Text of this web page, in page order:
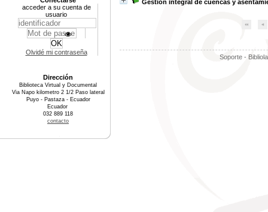
Gestión integral de cuencas y
Soporte -
acceder a su cuenta de
usuario
Olvidé mi contraseña
Dirección
Biblioteca Virtual y Documental
Via Napo kilometro 2 1/2 Paso lateral
Puyo - Pastaza - Ecuador
Ecuador
032 889 118
contacto